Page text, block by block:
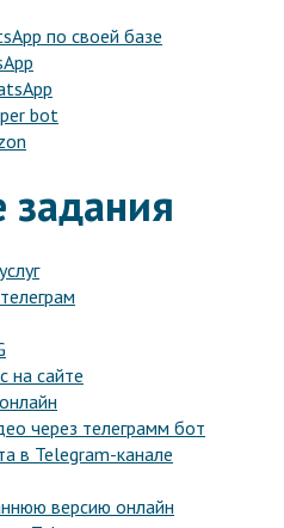
по своей базе
bot
на сайте
через телеграмм бот
в Telegram-канале
версию онлайн